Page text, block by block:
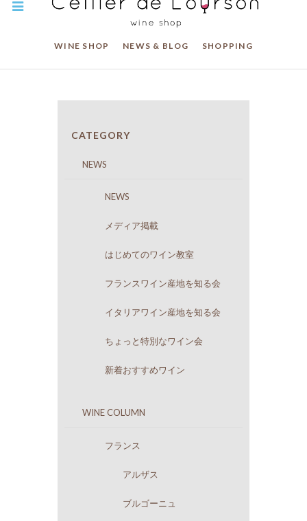
WINE SHOP NEWS & BLOG SHOPPING
CATEGORY
NEWS
NEWS
メディア掲載
はじめてのワイン教室
フランスワイン産地を知る会
イタリアワイン産地を知る会
ちょっと特別なワイン会
新着おすすめワイン
WINE COLUMN
フランス
アルザス
ブルゴーニュ